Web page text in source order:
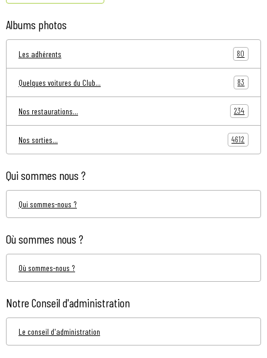
Albums photos
Les adhérents 80
Quelques voitures du Club... 83
Nos restaurations... 234
Nos sorties... 4612
Qui sommes nous ?
Qui sommes-nous ?
Où sommes nous ?
Où sommes-nous ?
Notre Conseil d'administration
Le conseil d'administration